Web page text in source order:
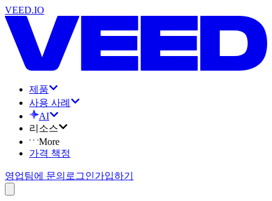
VEED.IO
제품
사용 사례
AI
리소스
More
가격 책정
영업팀에 문의 로그인가입하기